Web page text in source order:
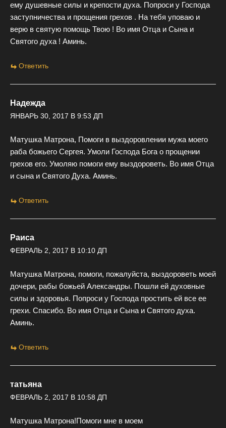
ему душевные силы и крепости духа. Попроси у Господа
заступничества и прощения грехов . На тебя уповаю и
верю в святую помощь Твою ! Во имя Отца и Сына и
Святого духа ! Аминь.
Ответить
Надежда
ЯНВАРЬ 30, 2017 В 9:53 ДП
Матушка Матрона, Помоги в выздоровлении мужа моего
раба божьего Сергея. Умоли Господа Бога о прощении
грехов его. Умоляю помоги ему выздороветь. Во имя Отца
и сына и Святого Духа. Аминь.
Ответить
Раиса
ФЕВРАЛЬ 2, 2017 В 10:10 ДП
Матушка Матрона, помоги, пожалуйста, выздороветь моей
дочери, рабы божьей Александры. Пошли ей духовные
силы и здоровья. Попроси у Господа простить ей все ее
грехи. Спасибо. Во имя Отца и Сына и Святого духа.
Аминь.
Ответить
татьяна
ФЕВРАЛЬ 2, 2017 В 10:58 ДП
Матушка Матрона!Помоги мне в моем